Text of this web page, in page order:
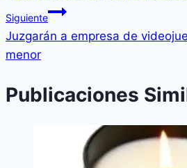
Siguiente
Juzgarán a empresa de
menor
Publicaciones